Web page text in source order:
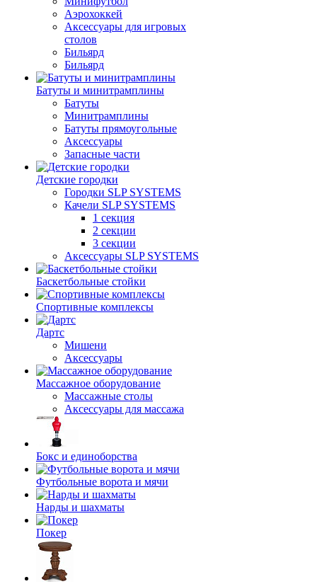
Аэрохоккей
Аксессуары для игровых
столов
Бильяpд
Бильяpд
Батуты и минитрамплины
Батуты
Минитрамплины
Батуты прямоугольные
Аксессуары
Запасные части
Детские городки
Городки SLP SYSTEMS
Качели SLP SYSTEMS
1 секция
2 секции
3 секции
Аксессуары SLP SYSTEMS
Баскетбольные стойки
Спортивные комплексы
Дартс
Мишени
Аксессуары
Массажное оборудование
Массажные столы
Аксессуары для массажа
Бокс и единоборства
Футбольные ворота и мячи
Нарды и шахматы
Покер